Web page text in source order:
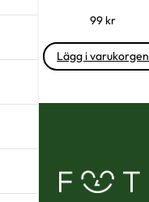
99 kr
Lägg i varukorgen